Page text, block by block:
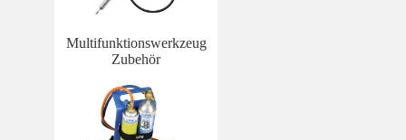
Multifunktionswerkzeug
Zubehör